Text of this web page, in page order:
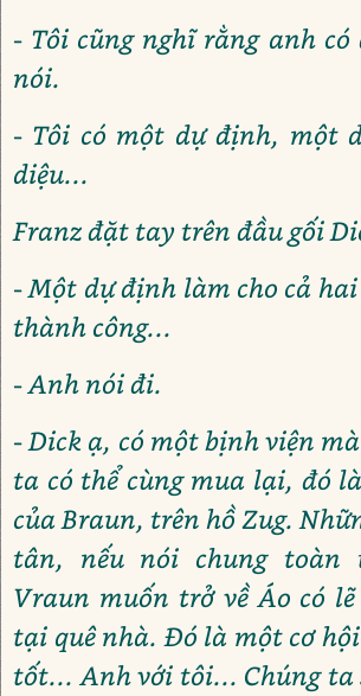
- Tôi cũng nghĩ rằng anh có
nói.
- Tôi có một dự định, một
diệu...
Franz đặt tay trên đầu gối
- Một dự định làm cho cả
thành công...
- Anh nói đi.
- Dick ạ, có một bịnh viện
ta có thể cùng mua lại, đó
của Braun, trên hồ Zug.
tân, nếu nói chung toàn
Vraun muốn trở về Áo có lẽ
tại quê nhà. Đó là một cơ
tốt... Anh với tôi... Chúng ta